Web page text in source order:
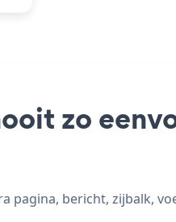
zo
pagina, bericht, zijbalk,